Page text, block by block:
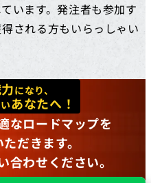
います。発注者も参加す
される方もいらっしゃい
になり、
あなたへ！
なロードマップを
だきます。
合わせください。